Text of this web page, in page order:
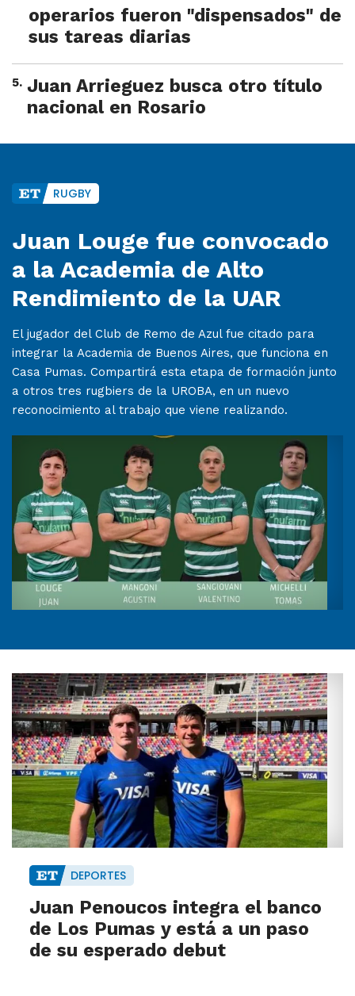
operarios fueron "dispensados" de
sus tareas diarias
5. Juan Arrieguez busca otro título
nacional en Rosario
RUGBY
Juan Louge fue convocado
a la Academia de Alto
Rendimiento de la UAR
El jugador del Club de Remo de Azul fue citado para
integrar la Academia de Buenos Aires, que funciona en
Casa Pumas. Compartirá esta etapa de formación junto
a otros tres rugbiers de la UROBA, en un nuevo
reconocimiento al trabajo que viene realizando.
DEPORTES
Juan Penoucos integra el banco
de Los Pumas y está a un paso
de su esperado debut